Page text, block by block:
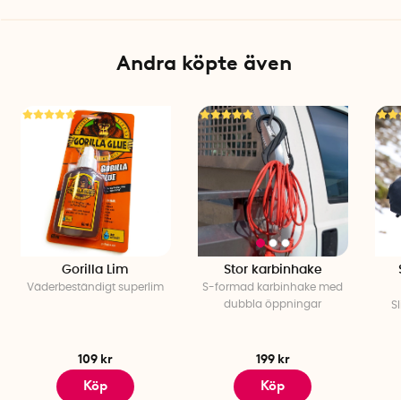
Andra köpte även
Gorilla Lim
Väderbeständigt superlim
109 kr
Köp
Stor karbinhake
S-formad karbinhake med
dubbla öppningar
199 kr
Köp